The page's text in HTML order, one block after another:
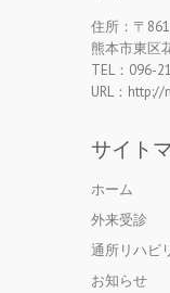
住所：〒
熊本市東区
TEL：096-
URL：
サイト
ホーム
外来受診
通所リハビ
お知らせ